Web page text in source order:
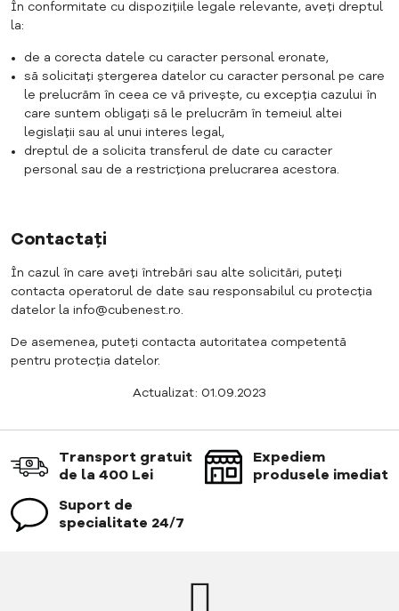
În conformitate cu dispozițiile legale relevante, aveți dreptul
la:
de a corecta datele cu caracter personal eronate,
să solicitați ștergerea datelor cu caracter personal pe care
le prelucrăm în ceea ce vă privește, cu excepția cazului în
care suntem obligați să le prelucrăm în temeiul altei
legislații sau al unui interes legal,
dreptul de a solicita transferul de date cu caracter
personal sau de a restricționa prelucrarea acestora.
Contactați
În cazul în care aveți întrebări sau alte solicitări, puteți
contacta operatorul de date sau responsabilul cu protecția
datelor la info@cubenest.ro.
De asemenea, puteți contacta autoritatea competentă
pentru protecția datelor.
Actualizat: 01.09.2023
Transport gratuit
de la 400 Lei
Expediem
produsele imediat
Suport de
specialitate 24/7